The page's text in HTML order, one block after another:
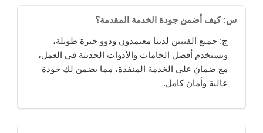
س: كيف أضمن جودة الخدمة المقدمة؟
ج: جميع الفنيين لدينا معتمدون وذوو خبرة طويلة،
ونستخدم أفضل الخامات والأدوات الحديثة في العمل،
مع ضمان على الخدمة المنفذة، مما يضمن لك جودة
عالية وأمان كامل.